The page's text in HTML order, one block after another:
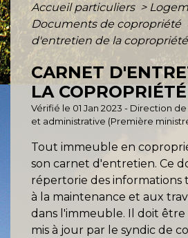
Accueil particuliers >
Documents de copropriété
d'entretien de la copropriété
CARNET
LA COPROPRIÉTÉ
Vérifié le 01 Jan 2023 - Direction
et administrative (Première
Tout immeuble en
son carnet d'entretien. Ce
répertorie des informations
à la maintenance et aux
dans l'immeuble. Il doit être
mis à jour par le syndic de